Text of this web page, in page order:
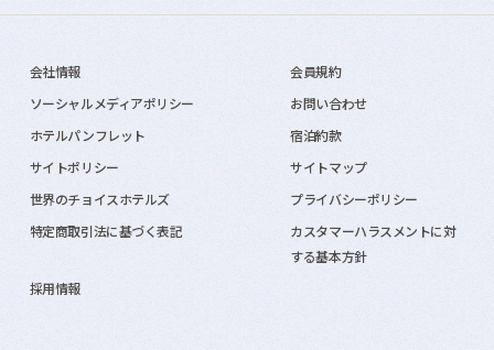
会社情報
会員規約
ソーシャルメディアポリシー
お問い合わせ
ホテルパンフレット
宿泊約款
サイトポリシー
サイトマップ
世界のチョイスホテルズ
プライバシーポリシー
特定商取引法に基づく表記
カスタマーハラスメントに対
する基本方針
採用情報